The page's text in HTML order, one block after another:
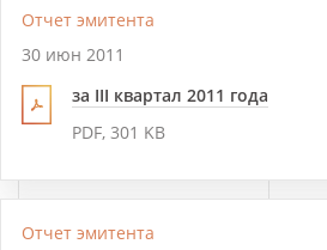
Отчет эмитента
30 июн 2011
за III квартал 2011 года
PDF, 301 KB
Отчет эмитента